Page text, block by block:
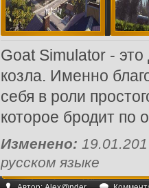
Goat Simulator -
козла. Именно
себя в роли
которое бродит по
Изменено:
русском языке